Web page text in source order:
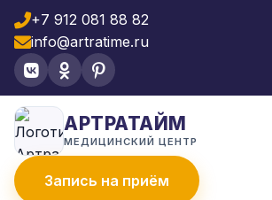
+7 912 081 88 82
info@artratime.ru
АРТРАТАЙМ
МЕДИЦИНСКИЙ ЦЕНТР
Запись на приём